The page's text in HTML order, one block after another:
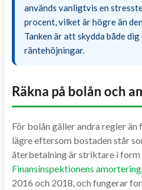
används vanligtvis en
procent, vilket är högre än
Tanken är att skydda både
räntehöjningar.
Räkna på bolån och
För bolån gäller andra regler än
lägre eftersom bostaden står
återbetalning är striktare i form
Finansinspektionens
2016 och 2018, och fungerar